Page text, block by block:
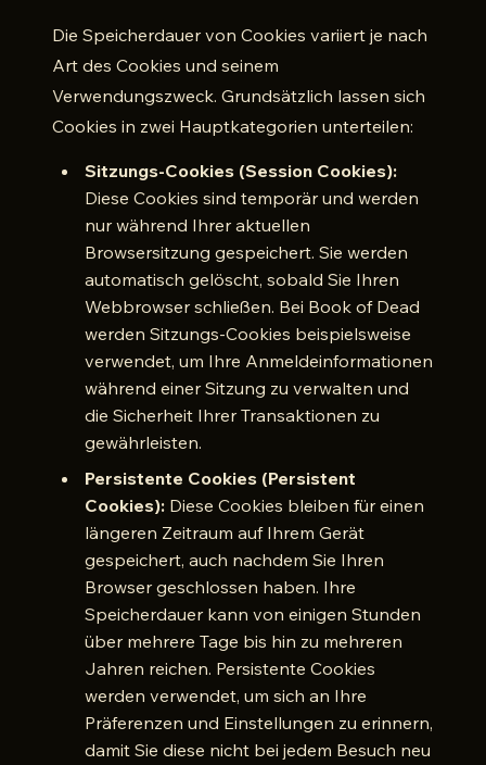
Die Speicherdauer von Cookies variiert je nach
Art des Cookies und seinem
Verwendungszweck. Grundsätzlich lassen sich
Cookies in zwei Hauptkategorien unterteilen:
Sitzungs-Cookies (Session Cookies):
Diese Cookies sind temporär und werden
nur während Ihrer aktuellen
Browsersitzung gespeichert. Sie werden
automatisch gelöscht, sobald Sie Ihren
Webbrowser schließen. Bei Book of Dead
werden Sitzungs-Cookies beispielsweise
verwendet, um Ihre Anmeldeinformationen
während einer Sitzung zu verwalten und
die Sicherheit Ihrer Transaktionen zu
gewährleisten.
Persistente Cookies (Persistent
Cookies): Diese Cookies bleiben für einen
längeren Zeitraum auf Ihrem Gerät
gespeichert, auch nachdem Sie Ihren
Browser geschlossen haben. Ihre
Speicherdauer kann von einigen Stunden
über mehrere Tage bis hin zu mehreren
Jahren reichen. Persistente Cookies
werden verwendet, um sich an Ihre
Präferenzen und Einstellungen zu erinnern,
damit Sie diese nicht bei jedem Besuch neu